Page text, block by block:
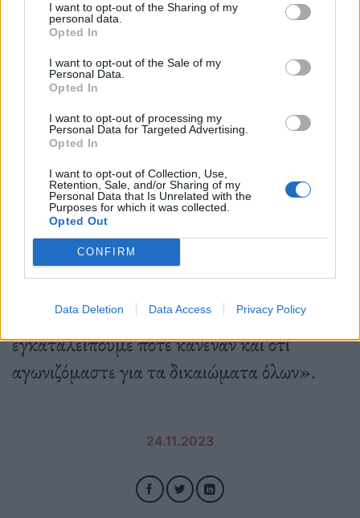
I want to opt-out of the Sharing of my
personal data.
Opted In
I want to opt-out of the Sale of my
Personal Data.
Opted In
I want to opt-out of processing my
Personal Data for Targeted Advertising.
Opted In
I want to opt-out of Collection, Use,
Retention, Sale, and/or Sharing of my
Personal Data that Is Unrelated with the
Purposes for which it was collected.
Opted Out
CONFIRM
Data Deletion Data Access Privacy Policy
Δημοσιεύθηκε σεΔιεθνή ,Ολλανδία
Εφημερίδα
Διαδηλώσεις διαμαρτυρίας για τη νίκη του «Τραμπ της
Ολλανδίας», Γκέερτ Βίλντερς
Τα μέλη των αριστερών κομμάτων
«για να δείξουμε στους Ολλανδούς ότι δεν
εγκαταλείπουμε ποτέ κανέναν και ότι
αγωνιζόμαστε για τα δικαιώματα όλων».
24.11.2023